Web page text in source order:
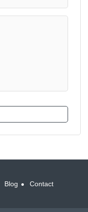
Blog Contact